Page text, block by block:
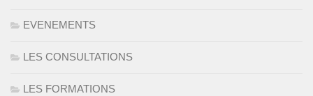
EVENEMENTS
LES CONSULTATIONS
LES FORMATIONS